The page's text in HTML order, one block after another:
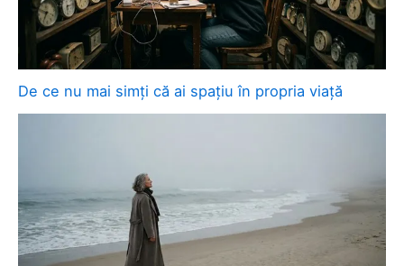
De ce nu mai simți că ai spațiu în propria viață